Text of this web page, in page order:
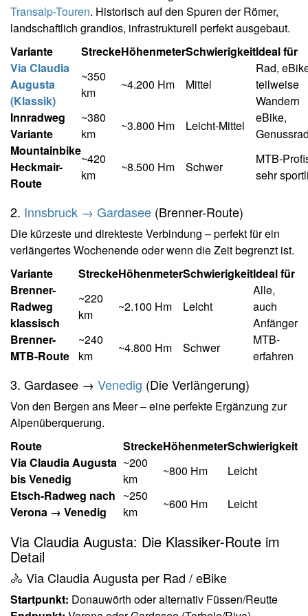
Transalp-Touren. Historisch auf den Spuren der Römer,
landschaftlich grandios, infrastrukturell perfekt ausgebaut.
Variante
StreckeHöhenmeterSchwierigkeitIdeal für
Via Claudia
Augusta
(Klassik)
~350
km
~4.200 Hm Mittel
Rad,
teilweise
Wandern
Innradweg
Variante
~380
km
~3.800 Hm Leicht-Mittel
eBike,
Mountainbike
Heckmair-
Route
~420
km
~8.500 Hm Schwer
MTB-
sehr
2. Innsbruck → Gardasee (Brenner-Route)
Die kürzeste und direkteste Verbindung – perfekt für ein
verlängertes Wochenende oder wenn die Zeit begrenzt ist.
Variante
StreckeHöhenmeterSchwierigkeitIdeal für
Brenner-
Radweg
klassisch
~220
km
~2.100 Hm Leicht
Alle,
auch
Anfänger
Brenner-
MTB-Route
~240
km
~4.800 Hm Schwer
MTB-
erfahren
3. Gardasee → Venedig (Die Verlängerung)
Von den Bergen ans Meer – eine perfekte Ergänzung zur
Alpenüberquerung.
Route
StreckeHöhenmeterSchwierigkeit
Via Claudia Augusta
bis Venedig
~200
km
~800 Hm
Leicht
Etsch-Radweg nach
Verona → Venedig
~250
km
~600 Hm Leicht
Via Claudia Augusta: Die Klassiker-Route im
Detail
🚴 Via Claudia Augusta per Rad / eBike
Startpunkt: Donauwörth oder alternativ Füssen/Reutte